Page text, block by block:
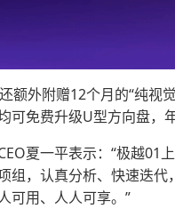
额外附赠12个月的“纯视
可免费升级U型方向盘，
夏一平表示：“极越01
组，认真分析、快速迭代
可用、人人可享。”